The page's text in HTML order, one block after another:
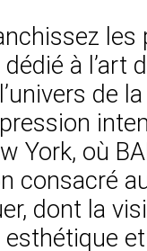
à l’art
de
York, où
consacré
dont la